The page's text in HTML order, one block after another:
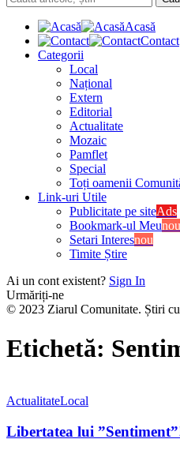
Acasă
Contact
Categorii
Local
Național
Extern
Editorial
Actualitate
Mozaic
Pamflet
Special
Toți oamenii
Link-uri Utile
Publicitate pe siteAds
Bookmark-ul Meunou
Setari Interesnou
Timite Știre
Ai un cont existent? Sign In
Urmăriți-ne
© 2023 Ziarul Comunitate. Știri
Etichetă:
ActualitateLocal
Libertatea lui